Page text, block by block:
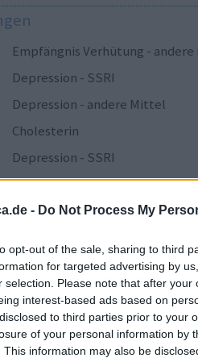
- Do Not Process My
opt-out of the sale, sharing to third
for targeted advertising by
selection. Please note that after
interest-based ads based on
to third parties prior to your
of your personal information by
This information may also be
Empfängnis Verhütung -
Depression - SSRI
Depression - andere Mittel
Cholesterin
Depression - SSRI
Sucht
Depression - SSRI
Depression - SSRI
Magen -
Depression - andere Mittel
Antibiotika - Penizilline (breit)